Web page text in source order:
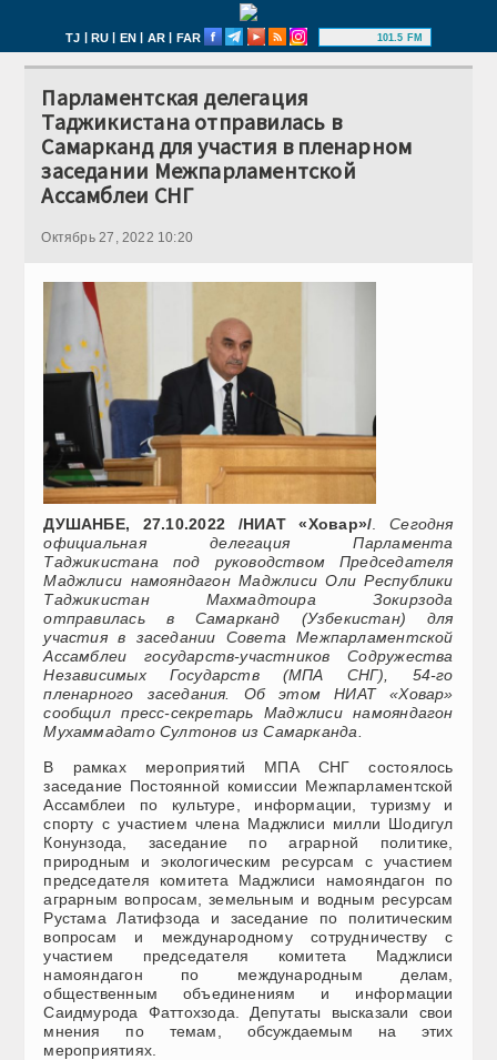
TJ | RU | EN | AR | FAR 101.5 FM
Парламентская делегация
Таджикистана отправилась в
Самарканд для участия в пленарном
заседании Межпарламентской
Ассамблеи СНГ
Октябрь 27, 2022 10:20
ДУШАНБЕ, 27.10.2022 /НИАТ «Ховар»/ .Сегодня
официальная делегация Парламента
Таджикистана под руководством Председателя
Маджлиси намояндагон Маджлиси Оли Республики
Таджикистан Махмадтоира Зокирзода
отправилась в Самарканд (Узбекистан) для
участия в заседании Совета Межпарламентской
Ассамблеи государств-участников Содружества
Независимых Государств (МПА СНГ), 54-го
пленарного заседания. Об этом НИАТ «Ховар»
сообщил пресс-секретарь Маджлиси намояндагон
Мухаммадато Султонов из Самарканда.
В рамках мероприятий МПА СНГ состоялось
заседание Постоянной комиссии Межпарламентской
Ассамблеи по культуре, информации, туризму и
спорту с участием члена Маджлиси милли Шодигул
Конунзода, заседание по аграрной политике,
природным и экологическим ресурсам с участием
председателя комитета Маджлиси намояндагон по
аграрным вопросам, земельным и водным ресурсам
Рустама Латифзода и заседание по политическим
вопросам и международному сотрудничеству с
участием председателя комитета Маджлиси
намояндагон по международным делам,
общественным объединениям и информации
Саидмурода Фаттохзода. Депутаты высказали свои
мнения по темам, обсуждаемым на этих
мероприятиях.